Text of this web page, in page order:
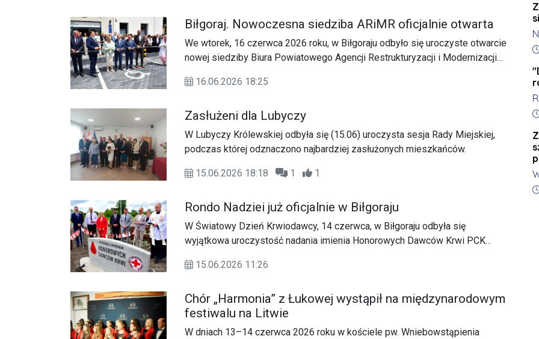
Biłgoraj. Nowoczesna siedziba ARiMR oficjalnie otwarta
We wtorek, 16 czerwca 2026 roku, w Biłgoraju odbyło się uroczyste otwarcie
nowej siedziby Biura Powiatowego Agencji Restrukturyzacji i Modernizacji
Komorowskiego największa agencja płatnicza w Europie przeniosła swoją
16.06.2026 18:25
Zasłużeni dla Lubyczy
W Lubyczy Królewskiej odbyła się (15.06) uroczysta sesja Rady Miejskiej,
podczas której odznaczono najbardziej zasłużonych mieszkańców.
15.06.2026 18:18 1 1
Rondo Nadziei już oficjalnie w Biłgoraju
W Światowy Dzień Krwiodawcy, 14 czerwca, w Biłgoraju odbyła się
wyjątkowa uroczystość nadania imienia Honorowych Dawców Krwi PCK
akcją poboru krwi, wręczeniem odznaczeń oraz spotkaniem integracyjnym
działaczy powstało miejsce, które ma nie tylko upamiętniać honorowych
dawców, ale także zachęcać kolejne osoby do dzielenia się najcenniejszym
darem – krwią.
15.06.2026 11:26
Chór „Harmonia” z Łukowej wystąpił na międzynarodowym
festiwalu na Litwie
W dniach 13–14 czerwca 2026 roku w kościele pw. Wniebowstąpienia